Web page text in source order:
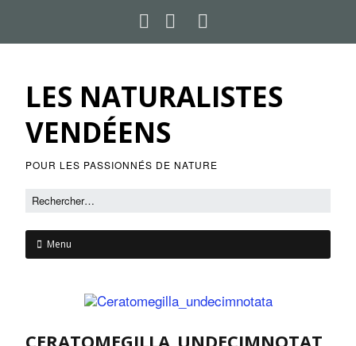
LES NATURALISTES
VENDÉENS
POUR LES PASSIONNÉS DE NATURE
Menu
CERATOMEGILLA_UNDECIMNOTAT